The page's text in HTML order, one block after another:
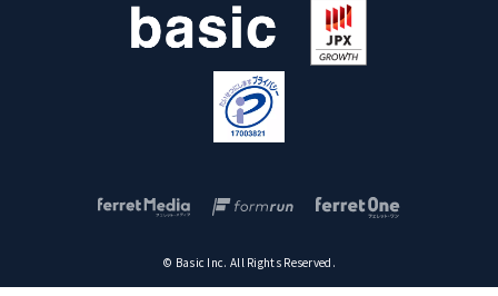
© Basic Inc. All Rights Reserved.